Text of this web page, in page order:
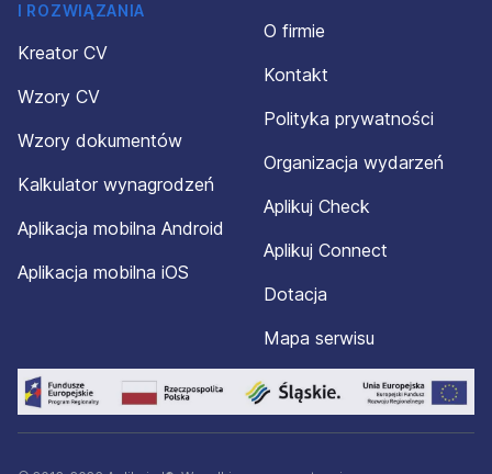
I ROZWIĄZANIA
Kreator CV
Wzory CV
Wzory dokumentów
Kalkulator wynagrodzeń
Aplikacja mobilna Android
Aplikacja mobilna iOS
O firmie
Kontakt
Polityka prywatności
Organizacja wydarzeń
Aplikuj Check
Aplikuj Connect
Dotacja
Mapa serwisu